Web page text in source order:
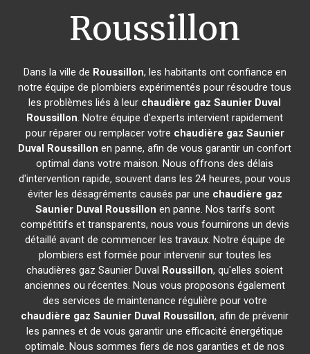
Roussillon
Dans la ville de Roussillon, les habitants ont confiance en
notre équipe de plombiers expérimentés pour résoudre tous
les problèmes liés à leur chaudière gaz Saunier Duval
Roussillon. Notre équipe d'experts intervient rapidement
pour réparer ou remplacer votre chaudière gaz Saunier
Duval Roussillon en panne, afin de vous garantir un confort
optimal dans votre maison. Nous offrons des délais
d'intervention rapide, souvent dans les 24 heures, pour vous
éviter les désagréments causés par une chaudière gaz
Saunier Duval Roussillon en panne. Nos tarifs sont
compétitifs et transparents, nous vous fournirons un devis
détaillé avant de commencer les travaux. Notre équipe de
plombiers est formée pour intervenir sur toutes les
chaudières gaz Saunier Duval Roussillon, qu'elles soient
anciennes ou récentes. Nous vous proposons également
des services de maintenance régulière pour votre
chaudière gaz Saunier Duval Roussillon, afin de prévenir
les pannes et de vous garantir une efficacité énergétique
optimale. Nous sommes fiers de nos garanties et de nos